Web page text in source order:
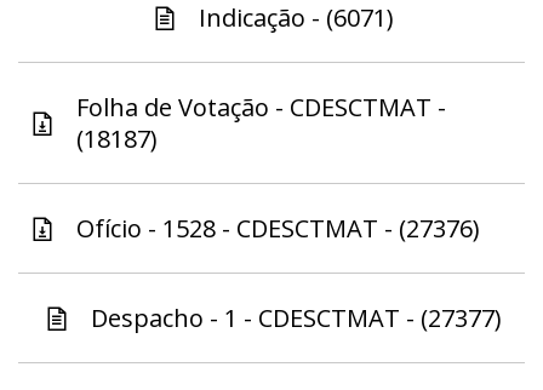
Indicação - (6071)
Folha de Votação - CDESCTMAT -
(18187)
Ofício - 1528 - CDESCTMAT - (27376)
Despacho - 1 - CDESCTMAT - (27377)